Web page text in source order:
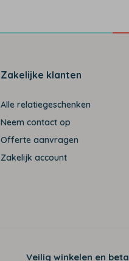
Zakelijke klanten
Alle relatiegeschenken
Neem contact op
Offerte aanvragen
Zakelijk account
Veilig winkelen en